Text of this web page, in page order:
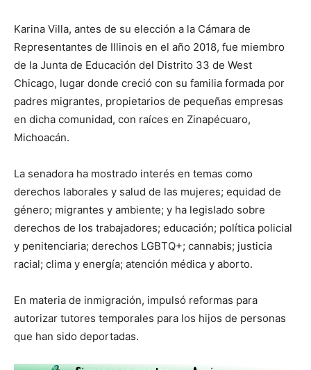
Karina Villa, antes de su elección a la Cámara de
Representantes de Illinois en el año 2018, fue miembro
de la Junta de Educación del Distrito 33 de West
Chicago, lugar donde creció con su familia formada por
padres migrantes, propietarios de pequeñas empresas
en dicha comunidad, con raíces en Zinapécuaro,
Michoacán.
La senadora ha mostrado interés en temas como
derechos laborales y salud de las mujeres; equidad de
género; migrantes y ambiente; y ha legislado sobre
derechos de los trabajadores; educación; política policial
y penitenciaria; derechos LGBTQ+; cannabis; justicia
racial; clima y energía; atención médica y aborto.
En materia de inmigración, impulsó reformas para
autorizar tutores temporales para los hijos de personas
que han sido deportadas.